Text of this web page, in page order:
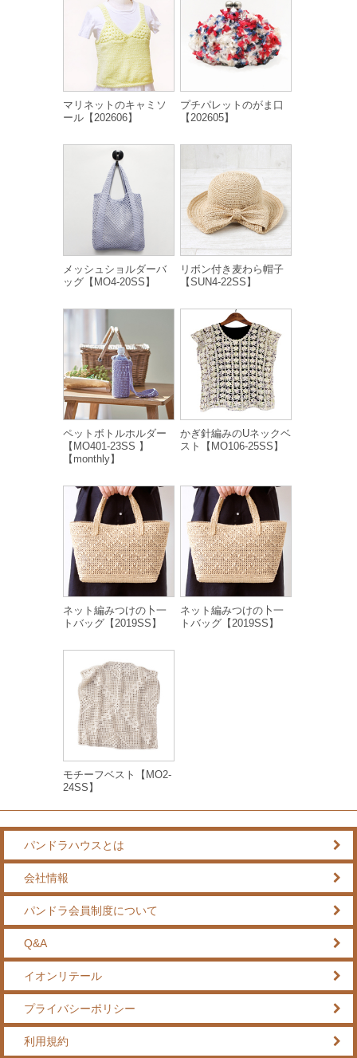
マリネットのキャミソ
ール【202606】
プチパレットのがま口
【202605】
メッシュショルダーバ
ッグ【MO4-20SS】
リボン付き麦わら帽子
【SUN4-22SS】
ペットボトルホルダー
【MO401-23SS 】
【monthly】
かぎ針編みのUネックベ
スト【MO106-25SS】
ネット編みつけの卜一
トバッグ【2019SS】
ネット編みつけの卜一
トバッグ【2019SS】
モチーフベスト【MO2-
24SS】
パンドラハウスとは
会社情報
パンドラ会員制度について
Q&A
イオンリテール
プライバシーポリシー
利用規約